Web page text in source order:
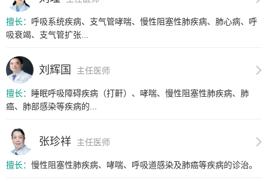
擅长： 呼吸系统疾病、支气管哮喘、慢性阻塞性肺疾病、肺心病、呼
吸衰竭、支气管扩张...
刘辉国 主任医师
擅长：
睡眠呼吸障碍疾病（打鼾）、哮喘、慢性阻塞性肺疾病、肺
癌、肺部感染等疾病的...
张珍祥 主任医师
擅长： 慢性阻塞性肺疾病、哮喘、呼吸道感染及肺癌等疾病的诊治。